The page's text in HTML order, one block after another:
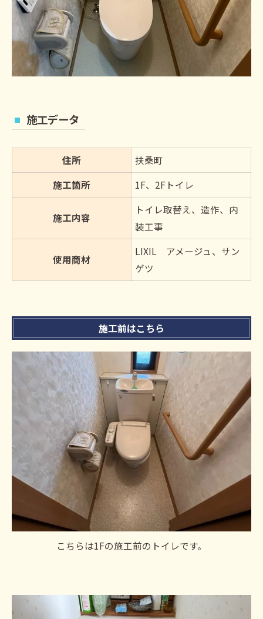
施工データ
住所
扶桑町
施工箇所
1F、2Fトイレ
施工内容
トイレ取替え、造作、内
装工事
使用商材
LIXIL アメージュ、サン
ゲツ
施工前はこちら
こちらは1Fの施工前のトイレです。